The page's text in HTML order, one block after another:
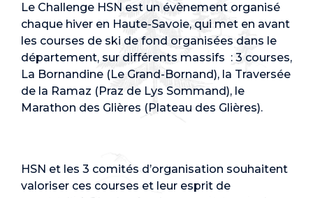
Le Challenge HSN est un évènement organisé
chaque hiver en Haute-Savoie, qui met en avant
les courses de ski de fond organisées dans le
département, sur différents massifs : 3 courses,
La Bornandine (Le Grand-Bornand), la Traversée
de la Ramaz (Praz de Lys Sommand), le
Marathon des Glières (Plateau des Glières).
HSN et les 3 comités d’organisation souhaitent
valoriser ces courses et leur esprit de